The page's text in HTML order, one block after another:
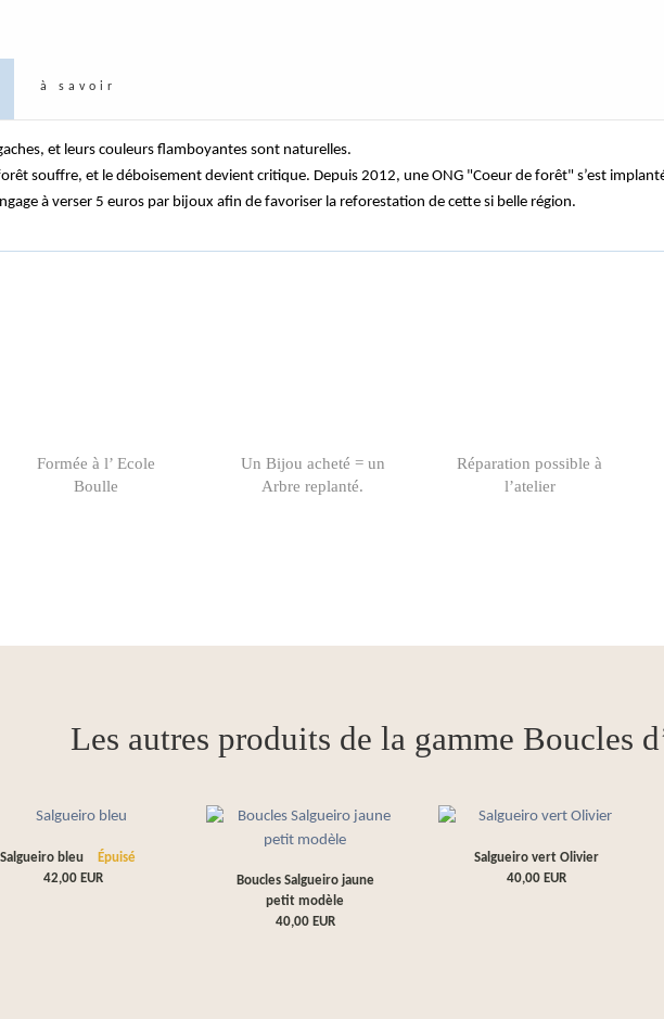
à savoir
et leurs couleurs flamboyantes sont naturelles.
souffre, et le déboisement devient critique. Depuis 2012, une ONG "Coeur de forêt" s’est
à verser 5 euros par bijoux afin de favoriser la reforestation de cette si belle région.
Formée à l’ Ecole
Boulle
Un Bijou acheté = un
Arbre replanté.
Réparation possible à
l’atelier
Les autres produits de la gamme Boucles
Salgueiro bleu
Épuisé
42,00 EUR
Boucles Salgueiro jaune
petit modèle
40,00 EUR
Salgueiro vert Olivier
40,00 EUR